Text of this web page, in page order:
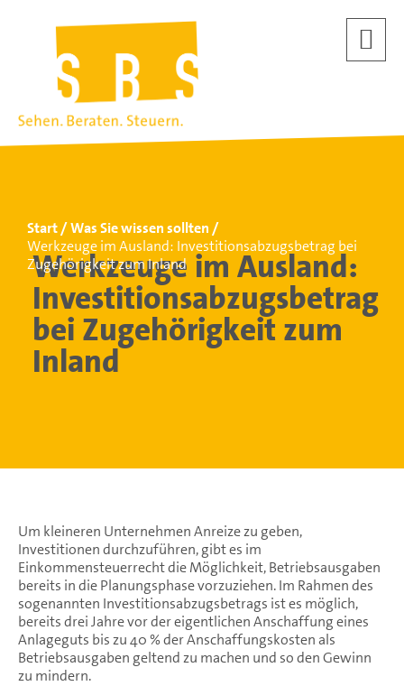
Start
Was Sie wissen sollten
Werkzeuge im Ausland: Investitionsabzugsbetrag bei
Zugehörigkeit zum Inland
Werkzeuge im Ausland:
Investitionsabzugsbetrag
bei Zugehörigkeit zum
Inland
Um kleineren Unternehmen Anreize zu geben,
Investitionen durchzuführen, gibt es im
Einkommensteuerrecht die Möglichkeit, Betriebsausgaben
bereits in die Planungsphase vorzuziehen. Im Rahmen des
sogenannten Investitionsabzugsbetrags ist es möglich,
bereits drei Jahre vor der eigentlichen Anschaffung eines
Anlageguts bis zu 40 % der Anschaffungskosten als
Betriebsausgaben geltend zu machen und so den Gewinn
zu mindern.